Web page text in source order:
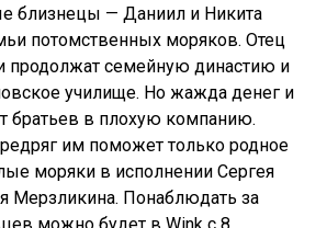
близнецы — Даниил и Никита
потомственных моряков. Отец
продолжат семейную династию и
училище. Но жажда денег и
братьев в плохую компанию.
им поможет только родное
моряки в исполнении Сергея
Мерзликина. Понаблюдать за